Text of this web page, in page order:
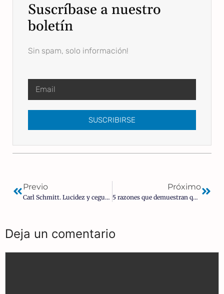
Suscríbase a nuestro
boletín
Sin spam, solo información!
SUSCRIBIRSE
Previo
Carl Schmitt. Lucidez y ceguera | José Luis López de Lizaga
Próximo
5 razones que demuestran que la invasión musulmana NO se hizo ‘con tolerancia y respeto’
Deja un comentario